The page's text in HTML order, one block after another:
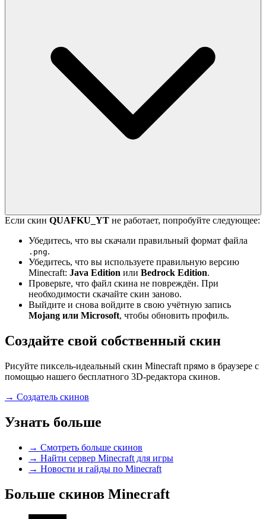
Если скин QUAFKU_YT не работает, попробуйте следующее:
Убедитесь, что вы скачали правильный формат файла
.png.
Убедитесь, что вы используете правильную версию
Minecraft: Java Edition или Bedrock Edition.
Проверьте, что файл скина не повреждён. При
необходимости скачайте скин заново.
Выйдите и снова войдите в свою учётную запись
Mojang или Microsoft, чтобы обновить профиль.
Создайте свой собственный скин
Рисуйте пиксель-идеальный скин Minecraft прямо в браузере с
помощью нашего бесплатного 3D-редактора скинов.
→ Создатель скинов
Узнать больше
→ Смотреть больше скинов
→ Найти сервер Minecraft для игры
→ Новости и гайды по Minecraft
Больше скинов Minecraft